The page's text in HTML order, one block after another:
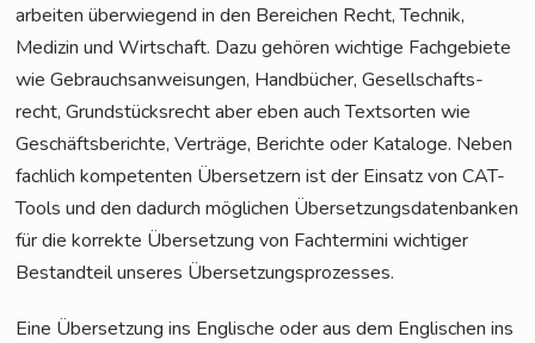
arbei­ten über­wie­gend in den Berei­chen Recht, Tech­nik,
Medi­zin und Wirt­schaft. Dazu gehö­ren wich­ti­ge Fach­ge­bie­te
wie Gebrauchs­an­wei­sun­gen, Hand­bü­cher, Gesell­schafts­
recht, Grund­stücks­recht aber eben auch Text­sor­ten wie
Geschäfts­be­rich­te, Ver­trä­ge, Berich­te oder Kata­lo­ge. Neben
fach­lich kom­pe­ten­ten Über­set­zern ist der Ein­satz von CAT-
Tools und den dadurch mög­li­chen Über­set­zungs­da­ten­ban­ken
für die kor­rek­te Über­set­zung von Fach­ter­mi­ni wich­ti­ger
Bestand­teil unse­res Übersetzungsprozesses.
Eine Über­set­zung ins Eng­li­sche oder aus dem Eng­li­schen ins